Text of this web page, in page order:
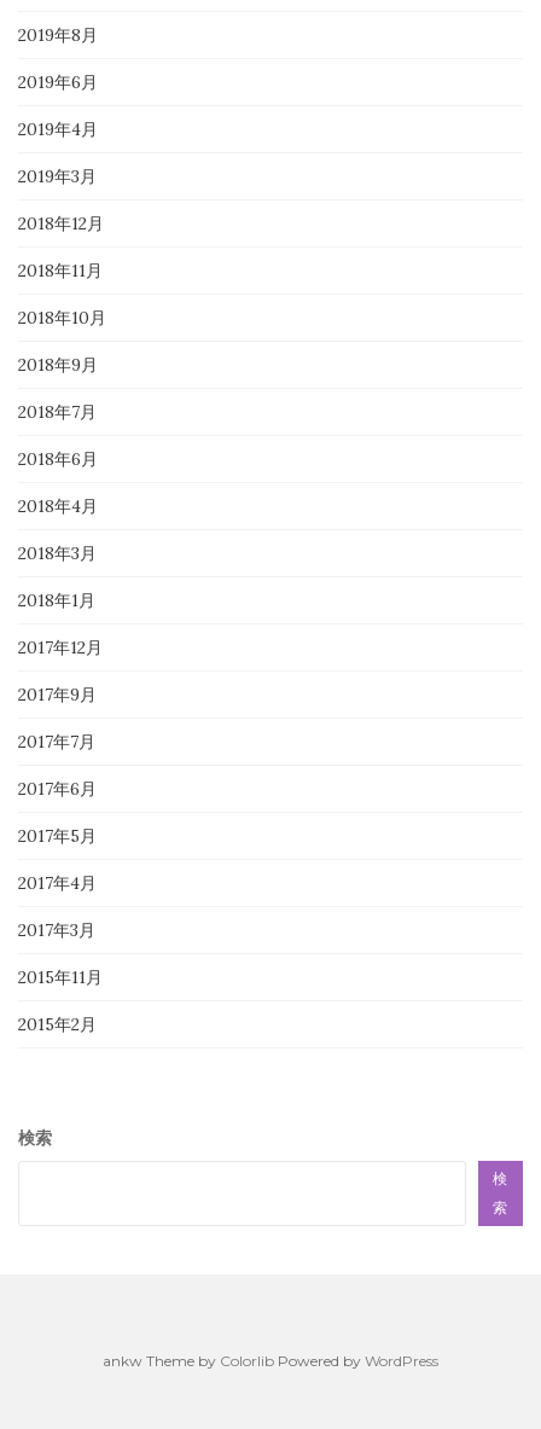
2019年8月
2019年6月
2019年4月
2019年3月
2018年12月
2018年11月
2018年10月
2018年9月
2018年7月
2018年6月
2018年4月
2018年3月
2018年1月
2017年12月
2017年9月
2017年7月
2017年6月
2017年5月
2017年4月
2017年3月
2015年11月
2015年2月
検索
検
索
ankw Theme by Colorlib Powered by WordPress